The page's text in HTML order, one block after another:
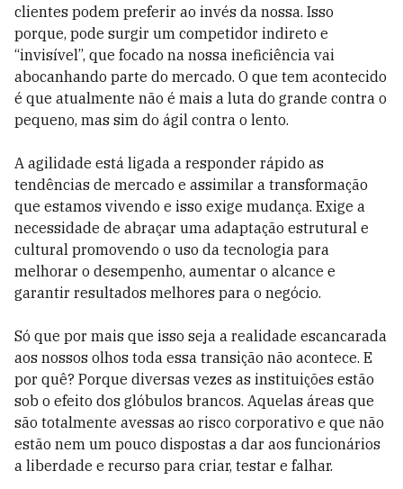
clientes podem preferir ao invés da nossa. Isso
porque, pode surgir um competidor indireto e
“invisível”, que focado na nossa ineficiência vai
abocanhando parte do mercado. O que tem acontecido
é que atualmente não é mais a luta do grande contra o
pequeno, mas sim do ágil contra o lento.
A agilidade está ligada a responder rápido as
tendências de mercado e assimilar a transformação
que estamos vivendo e isso exige mudança. Exige a
necessidade de abraçar uma adaptação estrutural e
cultural promovendo o uso da tecnologia para
melhorar o desempenho, aumentar o alcance e
garantir resultados melhores para o negócio.
Só que por mais que isso seja a realidade escancarada
aos nossos olhos toda essa transição não acontece. E
por quê? Porque diversas vezes as instituições estão
sob o efeito dos glóbulos brancos. Aquelas áreas que
são totalmente avessas ao risco corporativo e que não
estão nem um pouco dispostas a dar aos funcionários
a liberdade e recurso para criar, testar e falhar.